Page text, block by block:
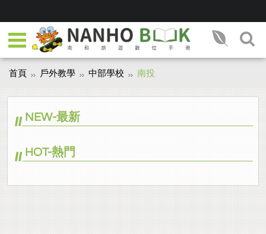
首頁 戶外教學 中部學校 南投
NEW-最新
HOT-熱門